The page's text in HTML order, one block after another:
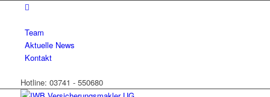
Team
Aktuelle News
Kontakt
Hotline: 03741 - 550680